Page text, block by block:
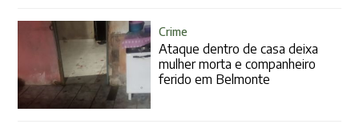
Crime
Ataque dentro de casa deixa
mulher morta e companheiro
ferido em Belmonte